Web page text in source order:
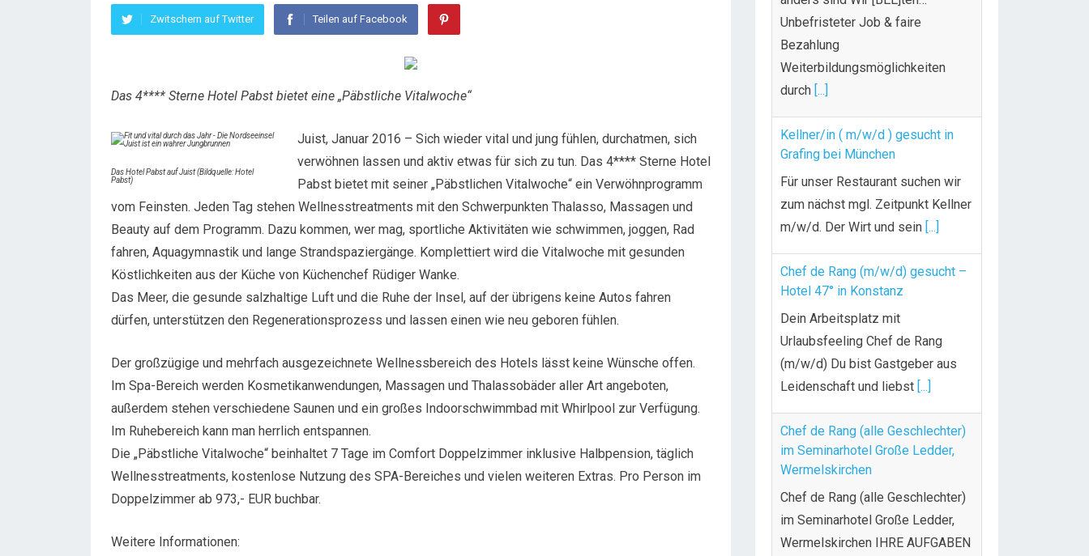
Zwitschern auf Twitter Teilen auf Facebook
Das 4**** Sterne Hotel Pabst bietet eine „Päbstliche Vitalwoche“
Das Hotel Pabst auf Juist (Bildquelle: Hotel
Pabst)
Juist, Januar 2016 – Sich wieder vital und jung fühlen, durchatmen, sich
verwöhnen lassen und aktiv etwas für sich zu tun. Das 4**** Sterne Hotel
Pabst bietet mit seiner „Päbstlichen Vitalwoche“ ein Verwöhnprogramm
vom Feinsten. Jeden Tag stehen Wellnesstreatments mit den Schwerpunkten Thalasso, Massagen und
Beauty auf dem Programm. Dazu kommen, wer mag, sportliche Aktivitäten wie schwimmen, joggen, Rad
fahren, Aquagymnastik und lange Strandspaziergänge. Komplettiert wird die Vitalwoche mit gesunden
Köstlichkeiten aus der Küche von Küchenchef Rüdiger Wanke.
Das Meer, die gesunde salzhaltige Luft und die Ruhe der Insel, auf der übrigens keine Autos fahren
dürfen, unterstützen den Regenerationsprozess und lassen einen wie neu geboren fühlen.
Der großzügige und mehrfach ausgezeichnete Wellnessbereich des Hotels lässt keine Wünsche offen.
Im Spa-Bereich werden Kosmetikanwendungen, Massagen und Thalassobäder aller Art angeboten,
außerdem stehen verschiedene Saunen und ein großes Indoorschwimmbad mit Whirlpool zur Verfügung.
Im Ruhebereich kann man herrlich entspannen.
Die „Päbstliche Vitalwoche“ beinhaltet 7 Tage im Comfort Doppelzimmer inklusive Halbpension, täglich
Wellnesstreatments, kostenlose Nutzung des SPA-Bereiches und vielen weiteren Extras. Pro Person im
Doppelzimmer ab 973,- EUR buchbar.
Weitere Informationen:
Unbefristeter Job & faire
Bezahlung
Weiterbildungsmöglichkeiten
durch [...]
Kellner/in ( m/w/d ) gesucht in
Grafing bei München
Für unser Restaurant suchen wir
zum nächst mgl. Zeitpunkt Kellner
m/w/d. Der Wirt und sein [...]
Chef de Rang (m/w/d) gesucht –
Hotel 47° in Konstanz
Dein Arbeitsplatz mit
Urlaubsfeeling Chef de Rang
(m/w/d) Du bist Gastgeber aus
Leidenschaft und liebst [...]
Chef de Rang (alle Geschlechter)
im Seminarhotel Große Ledder,
Wermelskirchen
Chef de Rang (alle Geschlechter)
im Seminarhotel Große Ledder,
Wermelskirchen IHRE AUFGABEN